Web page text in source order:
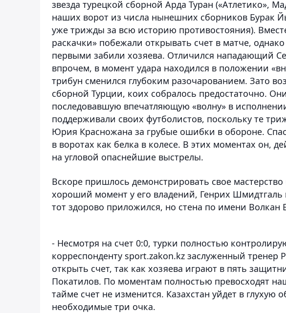
звезда турецкой сборной Арда Туран («Атлетико»,
наших ворот из числа нынешних сборников Бурак
уже трижды за всю историю противостояния).
раскачки» побежали открывать счет в матче,
первыми забили хозяева. Отличился нападающий
впрочем, в момент удара находился в положении
трибун сменился глубоким разочарованием. Зато
сборной Турции, коих собралось предостаточно.
последовавшую впечатляющую «волну» в
поддерживали своих футболистов, поскольку те
Юрия Красножана за грубые ошибки в обороне.
в воротах как белка в колесе. В этих моментах он,
на угловой опаснейшие выстрелы.
Вскоре пришлось демонстрировать свое мастерство
хороший момент у его владений, Генрих Шмидтгаль
тот здорово приложился, но стена по имени Волкан
- Несмотря на счет 0:0, турки полностью
корреспонденту sport.zakon.kz заслуженный тренер
открыть счет, так как хозяева играют в пять
Покатилов. По моментам полностью превосходят
тайме счет не изменится. Казахстан уйдет в глухую
необходимые три очка.